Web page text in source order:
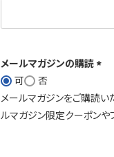
必
)
メールマガジンの購読
必
須
可
否
メールマガジンをご購読い
ルマガジン限定クーポンや